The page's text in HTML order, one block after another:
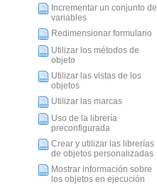
Incrementar un conjunto de
variables
Redimensionar formulario
Utilizar los métodos de
objeto
Utilizar las vistas de los
objetos
Utilizar las marcas
Uso de la librería
preconfigurada
Crear y utilizar las librerías
de objetos personalizadas
Mostrar información sobre
los objetos en ejecución